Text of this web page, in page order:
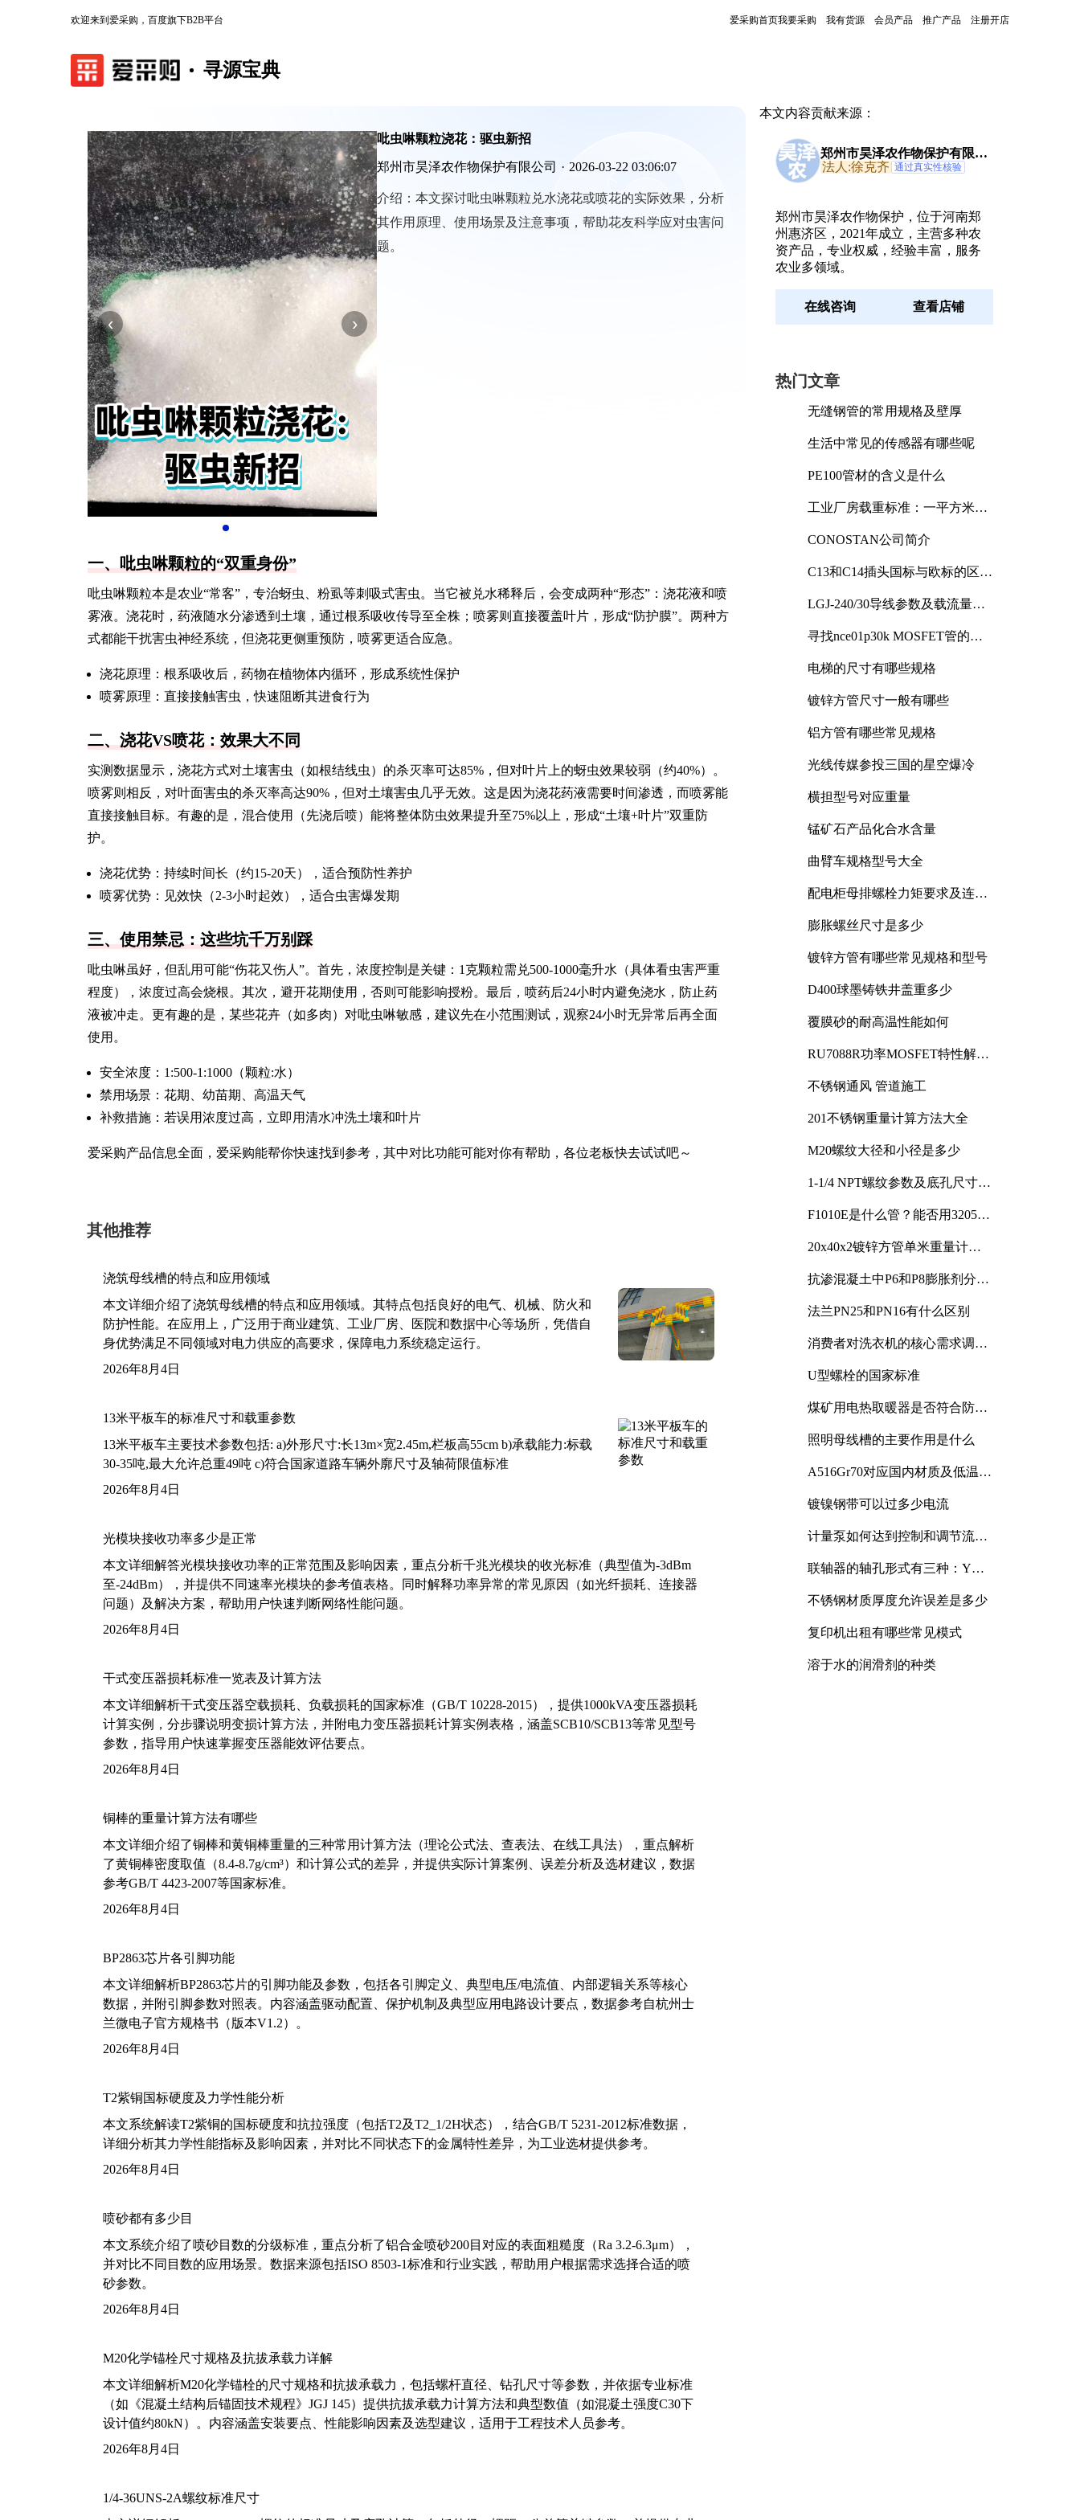
欢迎来到爱采购，百度旗下B2B平台 爱采购首页我要采购 我有货源 会员产品 推广产品 注册开店
寻源宝典
‹ ›
吡虫啉颗粒浇花：驱虫新招
郑州市昊泽农作物保护有限公司 · 2026-03-22 03:06:07
介绍： 本文探讨吡虫啉颗粒兑水浇花或喷花的实际效果，分析
其作用原理、使用场景及注意事项，帮助花友科学应对虫害问
题。
一、吡虫啉颗粒的“双重身份”
吡虫啉颗粒本是农业“常客”，专治蚜虫、粉虱等刺吸式害虫。当它被兑水稀释后，会变成两种“形态”：浇花液和喷
雾液。浇花时，药液随水分渗透到土壤，通过根系吸收传导至全株；喷雾则直接覆盖叶片，形成“防护膜”。两种方
式都能干扰害虫神经系统，但浇花更侧重预防，喷雾更适合应急。
浇花原理：根系吸收后，药物在植物体内循环，形成系统性保护
喷雾原理：直接接触害虫，快速阻断其进食行为
二、浇花VS喷花：效果大不同
实测数据显示，浇花方式对土壤害虫（如根结线虫）的杀灭率可达85%，但对叶片上的蚜虫效果较弱（约40%）。
喷雾则相反，对叶面害虫的杀灭率高达90%，但对土壤害虫几乎无效。这是因为浇花药液需要时间渗透，而喷雾能
直接接触目标。有趣的是，混合使用（先浇后喷）能将整体防虫效果提升至75%以上，形成“土壤+叶片”双重防
护。
浇花优势：持续时间长（约15-20天），适合预防性养护
喷雾优势：见效快（2-3小时起效），适合虫害爆发期
三、使用禁忌：这些坑千万别踩
吡虫啉虽好，但乱用可能“伤花又伤人”。首先，浓度控制是关键：1克颗粒需兑500-1000毫升水（具体看虫害严重
程度），浓度过高会烧根。其次，避开花期使用，否则可能影响授粉。最后，喷药后24小时内避免浇水，防止药
液被冲走。更有趣的是，某些花卉（如多肉）对吡虫啉敏感，建议先在小范围测试，观察24小时无异常后再全面
使用。
安全浓度：1:500-1:1000（颗粒:水）
禁用场景：花期、幼苗期、高温天气
补救措施：若误用浓度过高，立即用清水冲洗土壤和叶片
爱采购产品信息全面，爱采购能帮你快速找到参考，其中对比功能可能对你有帮助，各位老板快去试试吧～
其他推荐
浇筑母线槽的特点和应用领域
本文详细介绍了浇筑母线槽的特点和应用领域。其特点包括良好的电气、机械、防火和
防护性能。在应用上，广泛用于商业建筑、工业厂房、医院和数据中心等场所，凭借自
身优势满足不同领域对电力供应的高要求，保障电力系统稳定运行。
2026年8月4日
13米平板车的标准尺寸和载重参数
13米平板车主要技术参数包括: a)外形尺寸:长13m×宽2.45m,栏板高55cm b)承载能力:标载
30-35吨,最大允许总重49吨 c)符合国家道路车辆外廓尺寸及轴荷限值标准
2026年8月4日
光模块接收功率多少是正常
本文详细解答光模块接收功率的正常范围及影响因素，重点分析千兆光模块的收光标准（典型值为-3dBm
至-24dBm），并提供不同速率光模块的参考值表格。同时解释功率异常的常见原因（如光纤损耗、连接器
问题）及解决方案，帮助用户快速判断网络性能问题。
2026年8月4日
干式变压器损耗标准一览表及计算方法
本文详细解析干式变压器空载损耗、负载损耗的国家标准（GB/T 10228-2015），提供1000kVA变压器损耗
计算实例，分步骤说明变损计算方法，并附电力变压器损耗计算实例表格，涵盖SCB10/SCB13等常见型号
参数，指导用户快速掌握变压器能效评估要点。
2026年8月4日
铜棒的重量计算方法有哪些
本文详细介绍了铜棒和黄铜棒重量的三种常用计算方法（理论公式法、查表法、在线工具法），重点解析
了黄铜棒密度取值（8.4-8.7g/cm³）和计算公式的差异，并提供实际计算案例、误差分析及选材建议，数据
参考GB/T 4423-2007等国家标准。
2026年8月4日
BP2863芯片各引脚功能
本文详细解析BP2863芯片的引脚功能及参数，包括各引脚定义、典型电压/电流值、内部逻辑关系等核心
数据，并附引脚参数对照表。内容涵盖驱动配置、保护机制及典型应用电路设计要点，数据参考自杭州士
兰微电子官方规格书（版本V1.2）。
2026年8月4日
T2紫铜国标硬度及力学性能分析
本文系统解读T2紫铜的国标硬度和抗拉强度（包括T2及T2_1/2H状态），结合GB/T 5231-2012标准数据，
详细分析其力学性能指标及影响因素，并对比不同状态下的金属特性差异，为工业选材提供参考。
2026年8月4日
喷砂都有多少目
本文系统介绍了喷砂目数的分级标准，重点分析了铝合金喷砂200目对应的表面粗糙度（Ra 3.2-6.3μm），
并对比不同目数的应用场景。数据来源包括ISO 8503-1标准和行业实践，帮助用户根据需求选择合适的喷
砂参数。
2026年8月4日
M20化学锚栓尺寸规格及抗拔承载力详解
本文详细解析M20化学锚栓的尺寸规格和抗拔承载力，包括螺杆直径、钻孔尺寸等参数，并依据专业标准
（如《混凝土结构后锚固技术规程》JGJ 145）提供抗拔承载力计算方法和典型数值（如混凝土强度C30下
设计值约80kN）。内容涵盖安装要点、性能影响因素及选型建议，适用于工程技术人员参考。
2026年8月4日
1/4-36UNS-2A螺纹标准尺寸
本文内容贡献来源：
郑州市昊泽农作物保护有限公
司
法人:徐克齐 通过真实性核验
郑州市昊泽农作物保护，位于河南郑
州惠济区，2021年成立，主营多种农
资产品，专业权威，经验丰富，服务
农业多领域。
在线咨询 查看店铺
热门文章
无缝钢管的常用规格及壁厚
生活中常见的传感器有哪些呢
PE100管材的含义是什么
工业厂房载重标准：一平方米能
CONOSTAN公司简介
C13和C14插头国标与欧标的区别
LGJ-240/30导线参数及载流量解
寻找nce01p30k MOSFET管的合
电梯的尺寸有哪些规格
镀锌方管尺寸一般有哪些
铝方管有哪些常见规格
光线传媒参投三国的星空爆冷
横担型号对应重量
锰矿石产品化合水含量
曲臂车规格型号大全
配电柜母排螺栓力矩要求及连接
膨胀螺丝尺寸是多少
镀锌方管有哪些常见规格和型号
D400球墨铸铁井盖重多少
覆膜砂的耐高温性能如何
RU7088R功率MOSFET特性解析
不锈钢通风 管道施工
201不锈钢重量计算方法大全
M20螺纹大径和小径是多少
1-1/4 NPT螺纹参数及底孔尺寸详
F1010E是什么管？能否用3205或
20x40x2镀锌方管单米重量计算
抗渗混凝土中P6和P8膨胀剂分别
法兰PN25和PN16有什么区别
消费者对洗衣机的核心需求调研
U型螺栓的国家标准
煤矿用电热取暖器是否符合防爆
照明母线槽的主要作用是什么
A516Gr70对应国内材质及低温冲
镀镍钢带可以过多少电流
计量泵如何达到控制和调节流量
联轴器的轴孔形式有三种：Y
不锈钢材质厚度允许误差是多少
复印机出租有哪些常见模式
溶于水的润滑剂的种类